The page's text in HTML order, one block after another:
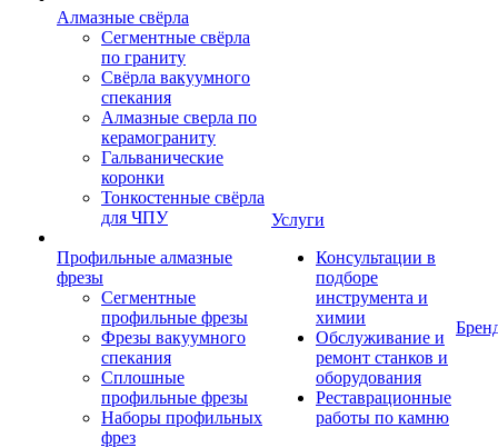
Алмазные свёрла
Сегментные свёрла
по граниту
Свёрла вакуумного
спекания
Алмазные сверла по
керамограниту
Гальванические
коронки
Тонкостенные свёрла
для ЧПУ
Профильные алмазные
фрезы
Сегментные
профильные фрезы
Фрезы вакуумного
спекания
Сплошные
профильные фрезы
Наборы профильных
фрез
Услуги
Консультации в
подборе
инструмента и
химии
Обслуживание и
ремонт станков и
оборудования
Реставрационные
работы по камню